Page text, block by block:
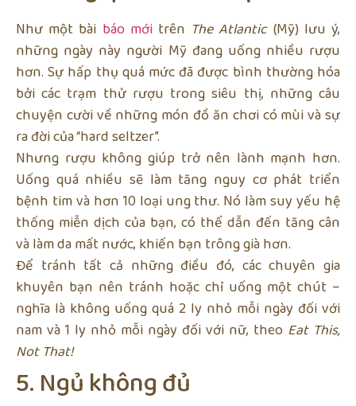
Như một bài báo mớitrên The Atlantic(Mỹ) lưu ý,
những ngày này người Mỹ đang uống nhiều rượu
hơn. Sự hấp thụ quá mức đã được bình thường hóa
bởi các trạm thử rượu trong siêu thị, những câu
chuyện cười về những món đồ ăn chơi có mùi và sự
ra đời của “hard seltzer”.
Nhưng rượu không giúp trở nên lành mạnh hơn.
Uống quá nhiều sẽ làm tăng nguy cơ phát triển
bệnh tim và hơn 10 loại ung thư. Nó làm suy yếu hệ
thống miễn dịch của bạn, có thể dẫn đến tăng cân
và làm da mất nước, khiến bạn trông già hơn.
Để tránh tất cả những điều đó, các chuyên gia
khuyên bạn nên tránh hoặc chỉ uống một chút –
nghĩa là không uống quá 2 ly nhỏ mỗi ngày đối với
nam và 1 ly nhỏ mỗi ngày đối với nữ, theo Eat This,
Not That!
5. Ngủ không đủ